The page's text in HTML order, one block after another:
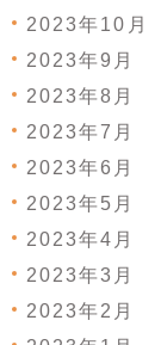
2023年10月
2023年9月
2023年8月
2023年7月
2023年6月
2023年5月
2023年4月
2023年3月
2023年2月